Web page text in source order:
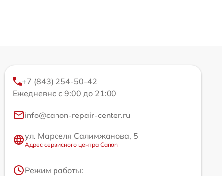
+7 (843) 254-50-42
Ежедневно с 9:00 до 21:00
info@canon-repair-center.ru
ул. Марселя Салимжанова, 5
Адрес сервисного центра Canon
Режим работы: